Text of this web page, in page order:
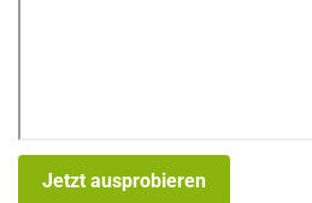
Jetzt ausprobieren